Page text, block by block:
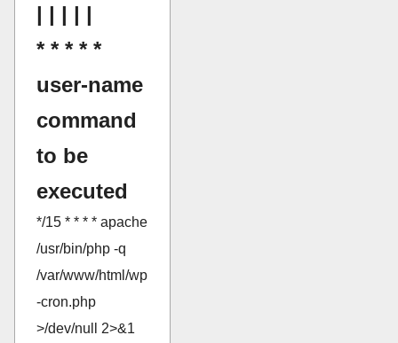
| | | | |
* * * * *
user-name
command
to be
executed
*/15 * * * * apache
/usr/bin/php -q
/var/www/html/wp
-cron.php
>/dev/null 2>&1